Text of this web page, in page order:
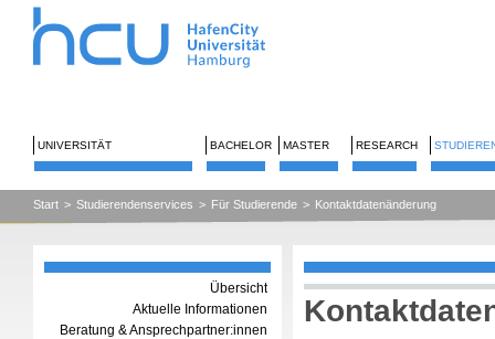
UNIVERSITÄT BACHELOR MASTER RESEARCH
Start > Studierendenservices > Für Studierende > Kontaktdatenänderung
Übersicht
Aktuelle Informationen
Beratung & Ansprechpartner:innen